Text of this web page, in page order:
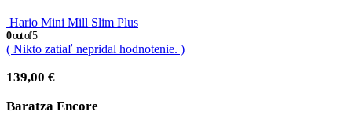
Hario Mini Mill Slim Plus
0out of 5
( Nikto zatiaľ nepridal hodnotenie. )
139,00 €
Baratza Encore